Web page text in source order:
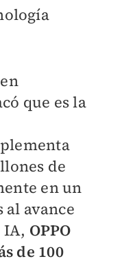
que es la
de
en un
al avance
IA, OPPO
de 100